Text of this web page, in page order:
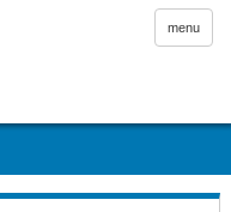
menu